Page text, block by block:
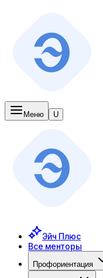
Меню U
Эйч Плюс
Все менторы
Профориентация